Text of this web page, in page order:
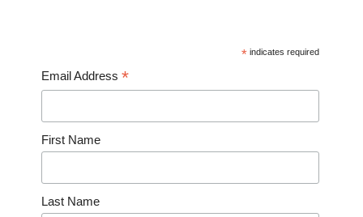
*indicates required
Email Address*
First Name
Last Name